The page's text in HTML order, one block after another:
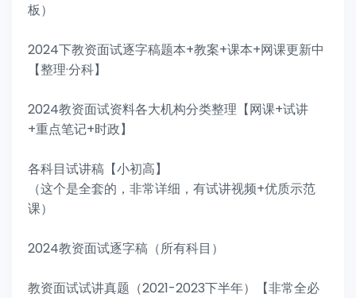
板）
2024下教资面试逐字稿题本+教案+课本+网课更新中
【整理·分科】
2024教资面试资料各大机构分类整理【网课+试讲
+重点笔记+时政】
各科目试讲稿【小初高】
（这个是全套的，非常详细，有试讲视频+优质示范
课）
2024教资面试逐字稿（所有科目）
教资面试试讲真题（2021-2023下半年）【非常全必